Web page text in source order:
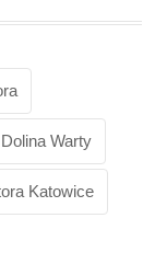
Dolina Warty
Katowice